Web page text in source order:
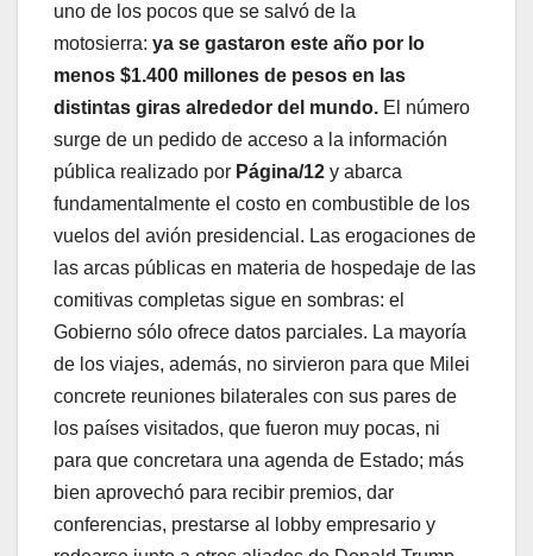
uno de los pocos que se salvó de la
motosierra: ya se gastaron este año por lo
menos $1.400 millones de pesos en las
distintas giras alrededor del mundo. El número
surge de un pedido de acceso a la información
pública realizado por Página/12 y abarca
fundamentalmente el costo en combustible de los
vuelos del avión presidencial. Las erogaciones de
las arcas públicas en materia de hospedaje de las
comitivas completas sigue en sombras: el
Gobierno sólo ofrece datos parciales. La mayoría
de los viajes, además, no sirvieron para que Milei
concrete reuniones bilaterales con sus pares de
los países visitados, que fueron muy pocas, ni
para que concretara una agenda de Estado; más
bien aprovechó para recibir premios, dar
conferencias, prestarse al lobby empresario y